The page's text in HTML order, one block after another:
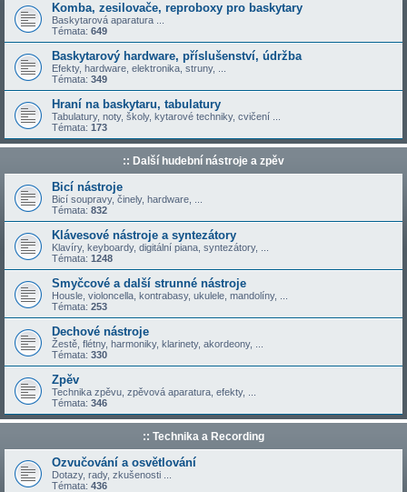
Komba, zesilovače, reproboxy pro baskytary
Baskytarová aparatura ...
Témata: 649
Baskytarový hardware, příslušenství, údržba
Efekty, hardware, elektronika, struny, ...
Témata: 349
Hraní na baskytaru, tabulatury
Tabulatury, noty, školy, kytarové techniky, cvičení ...
Témata: 173
:: Další hudební nástroje a zpěv
Bicí nástroje
Bicí soupravy, činely, hardware, ...
Témata: 832
Klávesové nástroje a syntezátory
Klavíry, keyboardy, digitální piana, syntezátory, ...
Témata: 1248
Smyčcové a další strunné nástroje
Housle, violoncella, kontrabasy, ukulele, mandolíny, ...
Témata: 253
Dechové nástroje
Žestě, flétny, harmoniky, klarinety, akordeony, ...
Témata: 330
Zpěv
Technika zpěvu, zpěvová aparatura, efekty, ...
Témata: 346
:: Technika a Recording
Ozvučování a osvětlování
Dotazy, rady, zkušenosti ...
Témata: 436